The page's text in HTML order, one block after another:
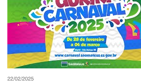
22/02/2025